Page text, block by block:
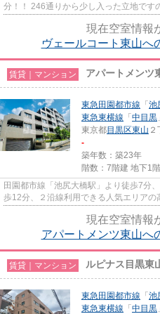
分！！ 246通りから少し入った立地です
現在空室情報
ヴェールコート東山へ
賃貸｜マンション アパートメンツ
東急田園都市線 「 池
東急東横線 「 中目黒
東京都目黒区東山
-
築年数：築23年
階数：7階建 地下1階
田園都市線「池尻大橋駅」より徒歩7分
歩12分、２沿線利用できる人気エリア
現在空室情報
アパートメンツ東山へ
賃貸｜マンション ルピナス目黒東
東急田園都市線 「 池
東急東横線 「 中目黒